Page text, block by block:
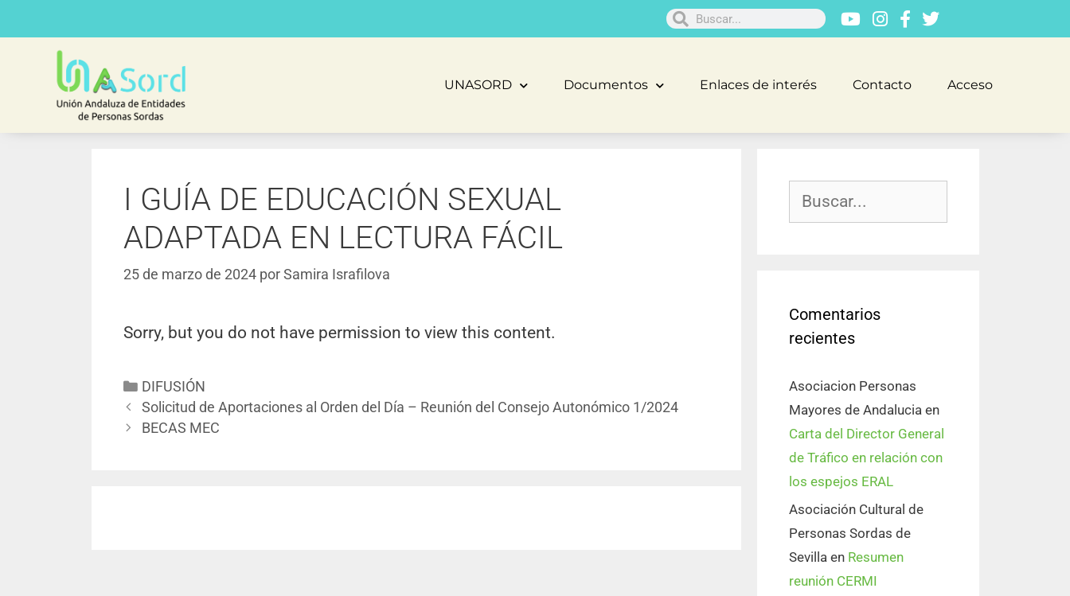
UNASORD Documentos Enlaces de interés Contacto Acceso
I GUÍA DE EDUCACIÓN SEXUAL
ADAPTADA EN LECTURA FÁCIL
25 de marzo de 2024 porSamira Israfilova
Sorry, but you do not have permission to view this content.
DIFUSIÓN
Solicitud de Aportaciones al Orden del Día – Reunión del Consejo Autonómico 1/2024
BECAS MEC
Comentarios
recientes
Asociacion Personas
Mayores de Andaluciaen
Carta del Director General
de Tráfico en relación con
los espejos ERAL
Asociación Cultural de
Personas Sordas de
Sevillaen Resumen
reunión CERMI